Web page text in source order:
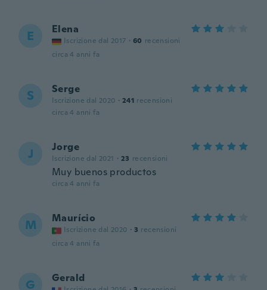
E Elena
Iscrizione dal 2017 · 60 recensioni
circa 4 anni fa
S Serge
Iscrizione dal 2020 · 241 recensioni
circa 4 anni fa
J Jorge
Iscrizione dal 2021 · 23 recensioni
Muy buenos productos
circa 4 anni fa
M Maurício
Iscrizione dal 2020 · 3 recensioni
circa 4 anni fa
G Gerald